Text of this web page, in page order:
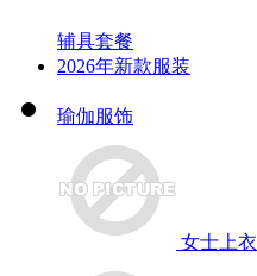
辅具套餐
2026年新款服装
瑜伽服饰
女士上衣